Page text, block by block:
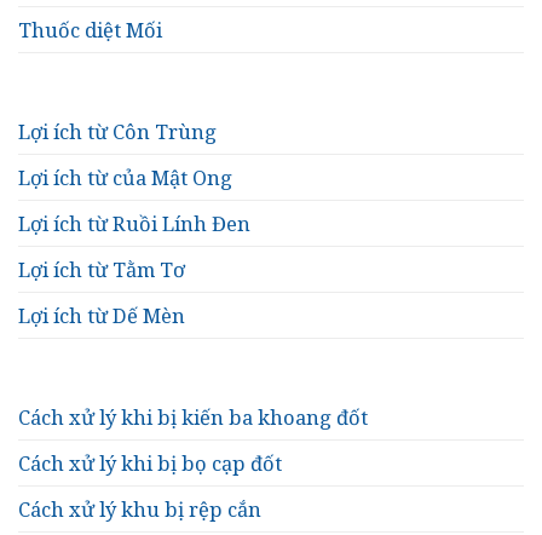
Thuốc diệt Mối
Lợi ích từ Côn Trùng
Lợi ích từ của Mật Ong
Lợi ích từ Ruồi Lính Đen
Lợi ích từ Tằm Tơ
Lợi ích từ Dế Mèn
Cách xử lý khi bị kiến ba khoang đốt
Cách xử lý khi bị bọ cạp đốt
Cách xử lý khu bị rệp cắn